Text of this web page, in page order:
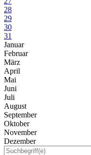
28
29
30
31
Januar
Februar
März
April
Mai
Juni
Juli
August
September
Oktober
November
Dezember